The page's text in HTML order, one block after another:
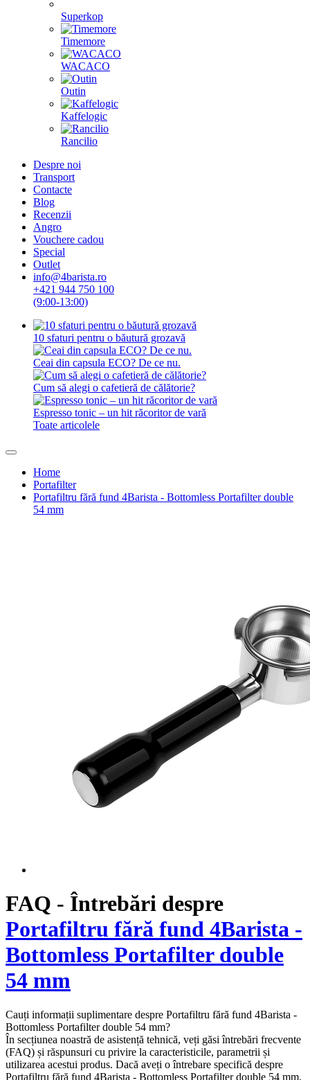
Superkop
Timemore
WACACO
Outin
Kaffelogic
Rancilio
Despre noi
Transport
Contacte
Blog
Recenzii
Angro
Vouchere cadou
Special
Outlet
info@4barista.ro
+421 944 750 100
(9:00-13:00)
10 sfaturi pentru o băutură grozavă
Ceai din capsula ECO? De ce nu.
Cum să alegi o cafetieră de călătorie?
Espresso tonic – un hit răcoritor de vară
Toate articolele
Home
Portafilter
Portafiltru fără fund 4Barista - Bottomless Portafilter double
54 mm
FAQ - Întrebări despre
Portafiltru fără fund 4Barista -
Bottomless Portafilter double
54 mm
Cauți informații suplimentare despre Portafiltru fără fund 4Barista -
Bottomless Portafilter double 54 mm?
În secțiunea noastră de asistență tehnică, veți găsi întrebări frecvente
(FAQ) și răspunsuri cu privire la caracteristicile, parametrii și
utilizarea acestui produs. Dacă aveți o întrebare specifică despre
Portafiltru fără fund 4Barista - Bottomless Portafilter double 54 mm,